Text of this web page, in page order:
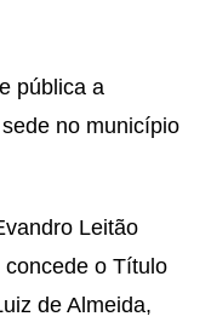
pública a
no município
Leitão
o Título
de Almeida,